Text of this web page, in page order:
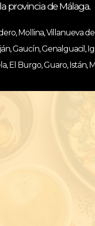
provincia de Málaga.
Mollina, Villanueva
Gaucín, Genalguacil,
El Burgo, Guaro, Istán,